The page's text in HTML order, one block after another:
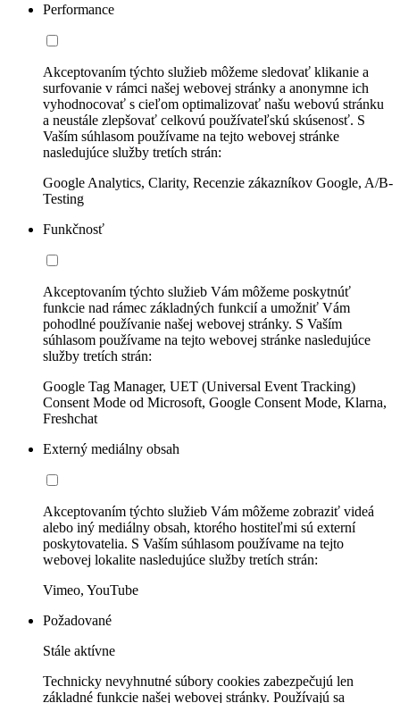
Performance
Akceptovaním týchto služieb môžeme sledovať klikanie a
surfovanie v rámci našej webovej stránky a anonymne ich
vyhodnocovať s cieľom optimalizovať našu webovú stránku
a neustále zlepšovať celkovú používateľskú skúsenosť. S
Vaším súhlasom používame na tejto webovej stránke
nasledujúce služby tretích strán:
Google Analytics, Clarity, Recenzie zákazníkov Google, A/B-
Testing
Funkčnosť
Akceptovaním týchto služieb Vám môžeme poskytnúť
funkcie nad rámec základných funkcií a umožniť Vám
pohodlné používanie našej webovej stránky. S Vaším
súhlasom používame na tejto webovej stránke nasledujúce
služby tretích strán:
Google Tag Manager, UET (Universal Event Tracking)
Consent Mode od Microsoft, Google Consent Mode, Klarna,
Freshchat
Externý mediálny obsah
Akceptovaním týchto služieb Vám môžeme zobraziť videá
alebo iný mediálny obsah, ktorého hostiteľmi sú externí
poskytovatelia. S Vaším súhlasom používame na tejto
webovej lokalite nasledujúce služby tretích strán:
Vimeo, YouTube
Požadované
Stále aktívne
Technicky nevyhnutné súbory cookies zabezpečujú len
základné funkcie našej webovej stránky. Používajú sa